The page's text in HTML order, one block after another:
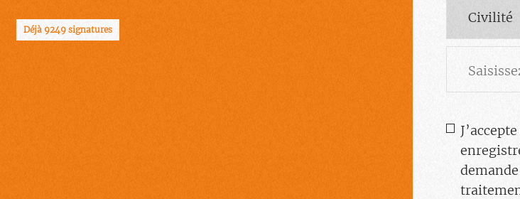
Déjà 9249 signatures
Civilité
e-
mail
RGPD*